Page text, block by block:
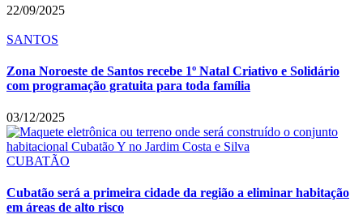
22/09/2025
SANTOS
Zona Noroeste de Santos recebe 1º Natal Criativo e Solidário
com programação gratuita para toda família
03/12/2025
CUBATÃO
Cubatão será a primeira cidade da região a eliminar habitação
em áreas de alto risco